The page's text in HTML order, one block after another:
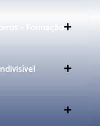
– Formação